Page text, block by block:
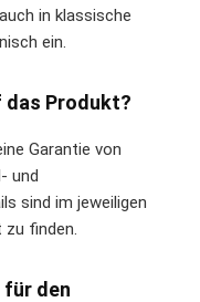
in klassische
ein.
das Produkt?
Garantie von
und
sind im jeweiligen
finden.
für den